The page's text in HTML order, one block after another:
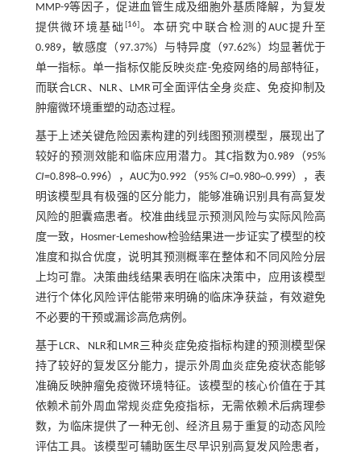
MMP-9等因子，促进血管生成及细胞外基质降解，为复发
提供微环境基础 [16]。本研究中联合检测的AUC提升至
0.989，敏感度（97.37%）与特异度（97.62%）均显著优于
单一指标。单一指标仅能反映炎症-免疫网络的局部特征，
而联合LCR、NLR、LMR可全面评估全身炎症、免疫抑制及
肿瘤微环境重塑的动态过程。
基于上述关键危险因素构建的列线图预测模型，展现出了
较好的预测效能和临床应用潜力。其C指数为0.989（95%
CI=0.898~0.996），AUC为0.992（95% CI=0.980~0.999），表
明该模型具有极强的区分能力，能够准确识别具有高复发
风险的胆囊癌患者。校准曲线显示预测风险与实际风险高
度一致，Hosmer-Lemeshow检验结果进一步证实了模型的校
准度和拟合优度，说明其预测概率在整体和不同风险分层
上均可靠。决策曲线结果表明在临床决策中，应用该模型
进行个体化风险评估能带来明确的临床净获益，有效避免
不必要的干预或漏诊高危病例。
基于LCR、NLR和LMR三种炎症免疫指标构建的预测模型保
持了较好的复发区分能力，提示外周血炎症免疫状态能够
准确反映肿瘤免疫微环境特征。该模型的核心价值在于其
依赖术前外周血常规炎症免疫指标，无需依赖术后病理参
数，为临床提供了一种无创、经济且易于重复的动态风险
评估工具。该模型可辅助医生尽早识别高复发风险患者，